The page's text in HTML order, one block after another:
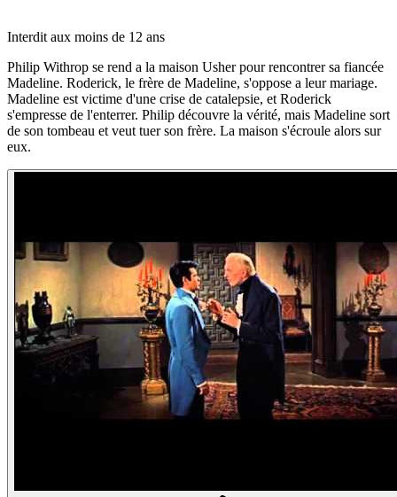
Interdit aux moins de 12 ans
Philip Withrop se rend a la maison Usher pour rencontrer sa fiancée
Madeline. Roderick, le frère de Madeline, s'oppose a leur mariage.
Madeline est victime d'une crise de catalepsie, et Roderick
s'empresse de l'enterrer. Philip découvre la vérité, mais Madeline sort
de son tombeau et veut tuer son frère. La maison s'écroule alors sur
eux.